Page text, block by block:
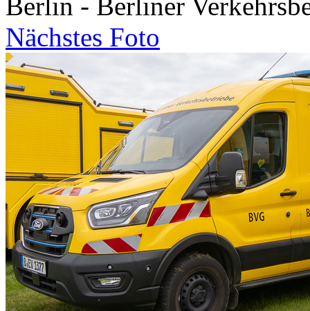
Nächstes Foto